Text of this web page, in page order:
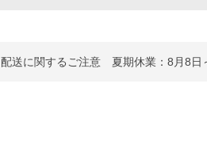
配送に関するご注意 夏期休業：8月8日